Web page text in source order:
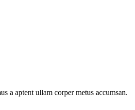
a aptent ullam corper metus accumsan.